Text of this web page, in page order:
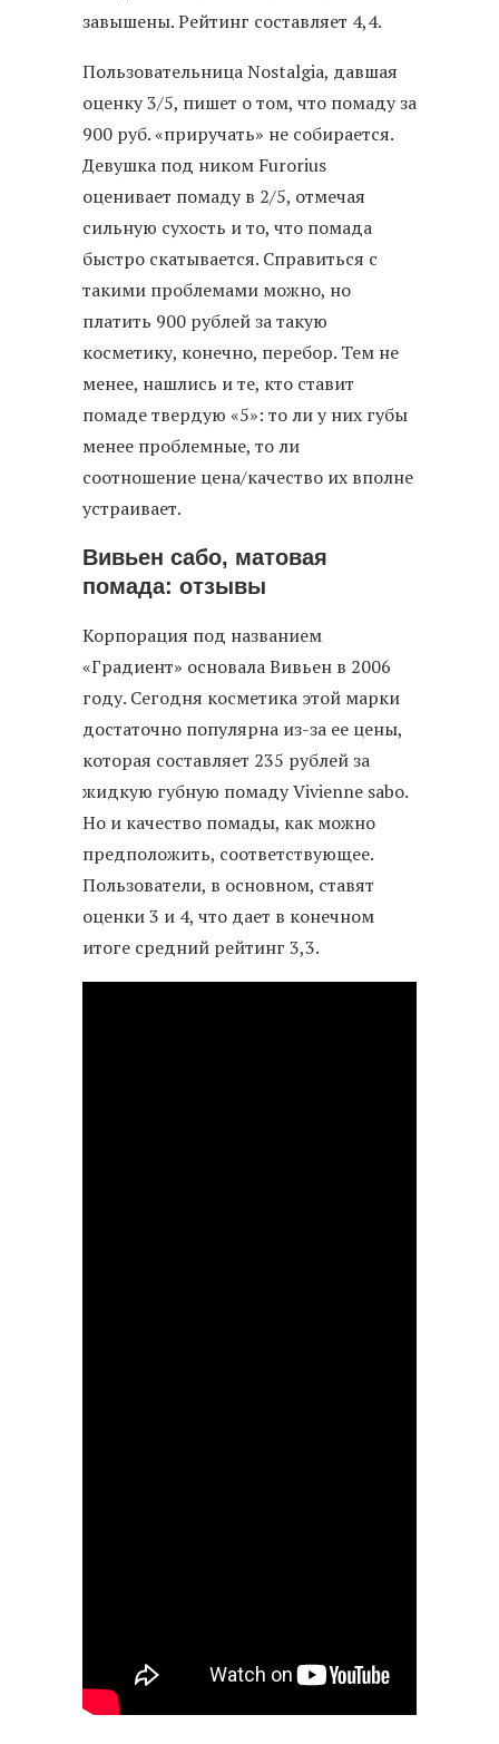
завышены. Рейтинг составляет 4,4.
Пользовательница Nostalgia, давшая
оценку 3/5, пишет о том, что помаду за
900 руб. «приручать» не собирается.
Девушка под ником Furorius
оценивает помаду в 2/5, отмечая
сильную сухость и то, что помада
быстро скатывается. Справиться с
такими проблемами можно, но
платить 900 рублей за такую
косметику, конечно, перебор. Тем не
менее, нашлись и те, кто ставит
помаде твердую «5»: то ли у них губы
менее проблемные, то ли
соотношение цена/качество их вполне
устраивает.
Вивьен сабо, матовая
помада: отзывы
Корпорация под названием
«Градиент» основала Вивьен в 2006
году. Сегодня косметика этой марки
достаточно популярна из-за ее цены,
которая составляет 235 рублей за
жидкую губную помаду Vivienne sabo.
Но и качество помады, как можно
предположить, соответствующее.
Пользователи, в основном, ставят
оценки 3 и 4, что дает в конечном
итоге средний рейтинг 3,3.